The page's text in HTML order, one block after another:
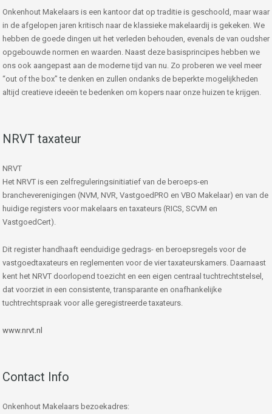
Onkenhout Makelaars is een kantoor dat op traditie is geschoold, maar waar
in de afgelopen jaren kritisch naar de klassieke makelaardij is gekeken. We
hebben de goede dingen uit het verleden behouden, evenals de van oudsher
opgebouwde normen en waarden. Naast deze basisprincipes hebben we
ons ook aangepast aan de moderne tijd van nu. Zo proberen we veel meer
“out of the box” te denken en zullen ondanks de beperkte mogelijkheden
altijd creatieve ideeën te bedenken om kopers naar onze huizen te krijgen.
NRVT taxateur
NRVT
Het NRVT is een zelfreguleringsinitiatief van de beroeps-en
brancheverenigingen (NVM, NVR, VastgoedPRO en VBO Makelaar) en van de
huidige registers voor makelaars en taxateurs (RICS, SCVM en
VastgoedCert).
Dit register handhaaft eenduidige gedrags- en beroepsregels voor de
vastgoedtaxateurs en reglementen voor de vier taxateurskamers. Daarnaast
kent het NRVT doorlopend toezicht en een eigen centraal tuchtrechtstelsel,
dat voorziet in een consistente, transparante en onafhankelijke
tuchtrechtspraak voor alle geregistreerde taxateurs.
www.nrvt.nl
Contact Info
Onkenhout Makelaars bezoekadres: